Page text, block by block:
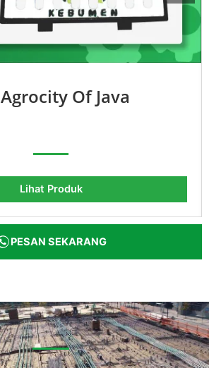
Of Java
Lihat Produk
PESAN SEKARANG